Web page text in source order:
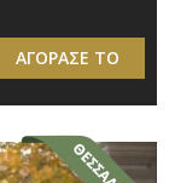
ΑΓΟΡΑΣΕ ΤΟ